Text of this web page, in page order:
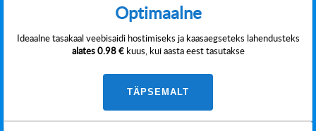
Optimaalne
Ideaalne tasakaal veebisaidi hostimiseks ja kaasaegseteks lahendusteks
alates0.98 €kuus, kui aasta eest tasutakse
TÄPSEMALT